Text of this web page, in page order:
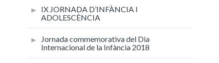
IX JORNADA D’INFÀNCIA I
ADOLESCÈNCIA
Jornada commemorativa del Dia
Internacional de la Infància 2018